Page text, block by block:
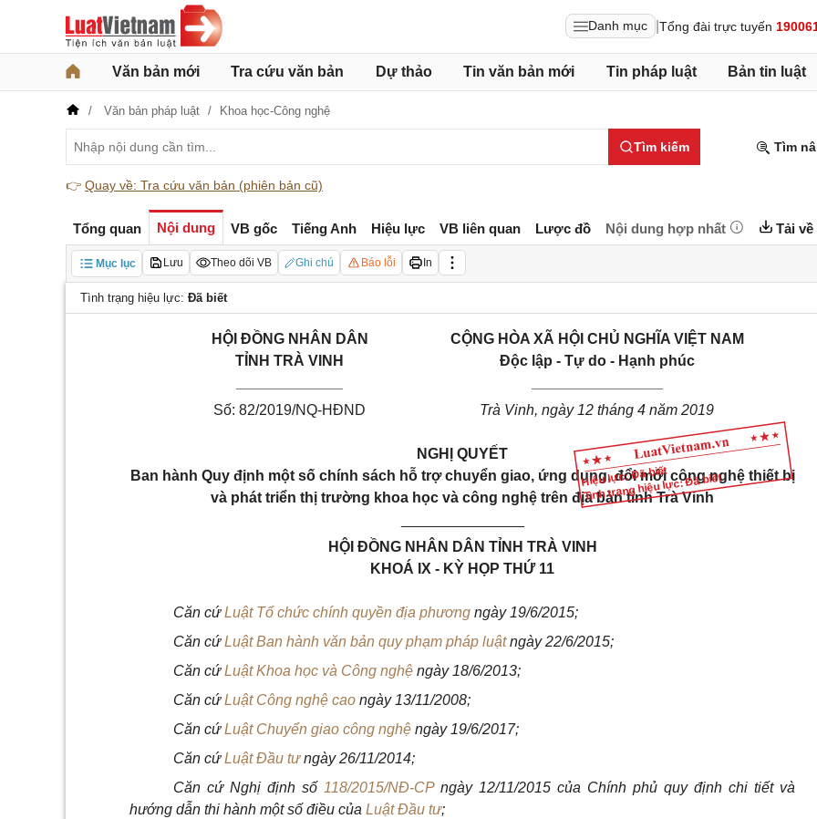
Danh mục Tổng đài trực tuyến
Văn bản mới Tra cứu văn bản Dự thảo Tin văn bản mới Tin pháp luật Bản tin luật
Văn bản pháp luật Khoa học-Công nghệ
Tìm kiếm Tìm
👉 Quay về: Tra cứu văn bản (phiên bản cũ)
Tổng quan Nội dung VB gốc Tiếng Anh Hiệu lực VB liên quan Lược đồ Nội dung hợp nhất Tải về
Mục lục Lưu Theo dõi VB Ghi chú Báo lỗi In
Tình trạng hiệu lực: Đã biết
Hiệu lực: Đã biết
Tình trạng hiệu lực: Đã biết
HỘI ĐỒNG NHÂN DÂN
TỈNH TRÀ VINH
CỘNG HÒA XÃ HỘI CHỦ NGHĨA VIỆT NAM
Độc lập - Tự do - Hạnh phúc
Số: 82/2019/NQ-HĐND
Trà Vinh, ngày 12 tháng 4 năm 2019
NGHỊ QUYẾT
Ban hành Quy định một số chính sách hỗ trợ chuyển giao, ứng dụng, đổi mới công nghệ thiết bị
và phát triển thị trường khoa học và công nghệ trên địa bàn tỉnh Trà Vinh
HỘI ĐỒNG NHÂN DÂN TỈNH TRÀ VINH
KHOÁ IX - KỲ HỌP THỨ 11
Căn cứLuật Tổ chức chính quyền địa phương ngày 19/6/2015;
Căn cứLuật Ban hành văn bản quy phạm pháp luậtngày 22/6/2015;
Căn cứLuật Khoa học và Công nghệ ngày 18/6/2013;
Căn cứLuật Công nghệ cao ngày 13/11/2008;
Căn cứLuật Chuyển giao công nghệ ngày 19/6/2017;
Căn cứLuật Đầu tưngày 26/11/2014;
Căn cứ Nghị định số 118/2015/NĐ-CPngày 12/11/2015 của Chính phủ quy định chi tiết và
hướng dẫn thi hành một số điều của Luật Đầu tư;